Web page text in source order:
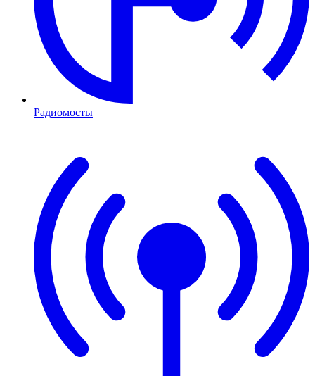
Радиомосты